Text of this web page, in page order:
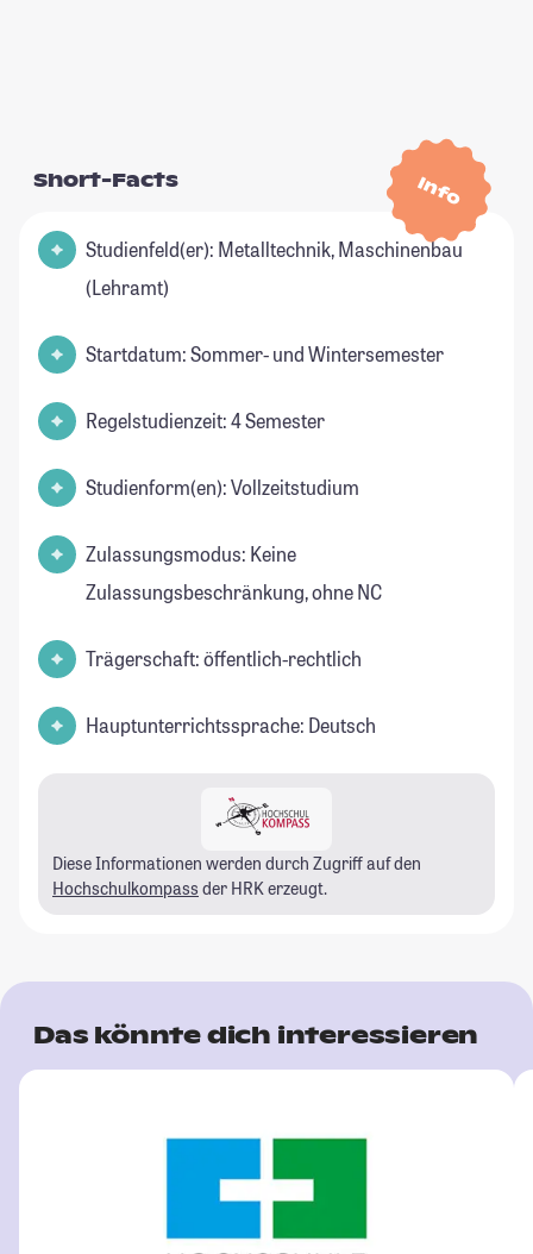
Info
Short-Facts
Studienfeld(er): Metalltechnik, Maschinenbau
(Lehramt)
Startdatum: Sommer- und Wintersemester
Regelstudienzeit: 4 Semester
Studienform(en): Vollzeitstudium
Zulassungsmodus: Keine
Zulassungsbeschränkung, ohne NC
Trägerschaft: öffentlich-rechtlich
Hauptunterrichtssprache: Deutsch
Diese Informationen werden durch Zugriff auf den
Hochschulkompass der HRK erzeugt.
Das könnte dich interessieren